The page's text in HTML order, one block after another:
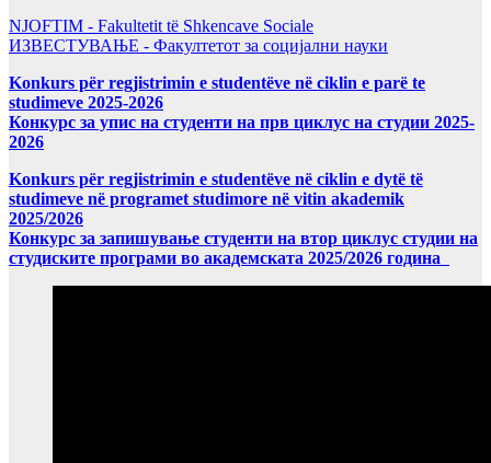
NJOFTIM - Fakultetit të Shkencave Sociale
ИЗВЕСТУВАЊЕ - Факултетот за социјални науки
Konkurs për regjistrimin e studentëve në ciklin e parë te
studimeve 2025-2026
Конкурс за упис на студенти на прв циклус на студии 2025-
2026
Konkurs për regjistrimin e studentëve në ciklin e dytë të
studimeve në programet studimore në vitin akademik
2025/2026
Конкурс за запишување студенти на втор циклус студии на
студиските програми во академската 2025/2026 година